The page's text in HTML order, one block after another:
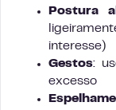
Postura
interesse)
Gestos:
excesso